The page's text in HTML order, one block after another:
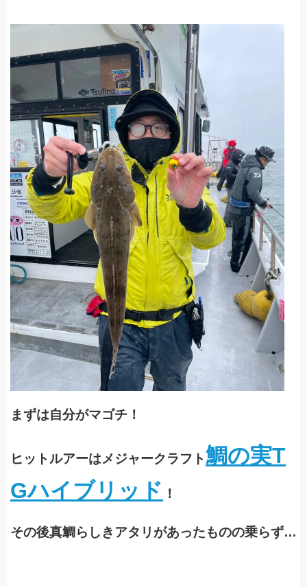
まずは自分がマゴチ！
ヒットルアーはメジャークラフト鯛の実T
Gハイブリッド ！
その後真鯛らしきアタリがあったものの乗らず…